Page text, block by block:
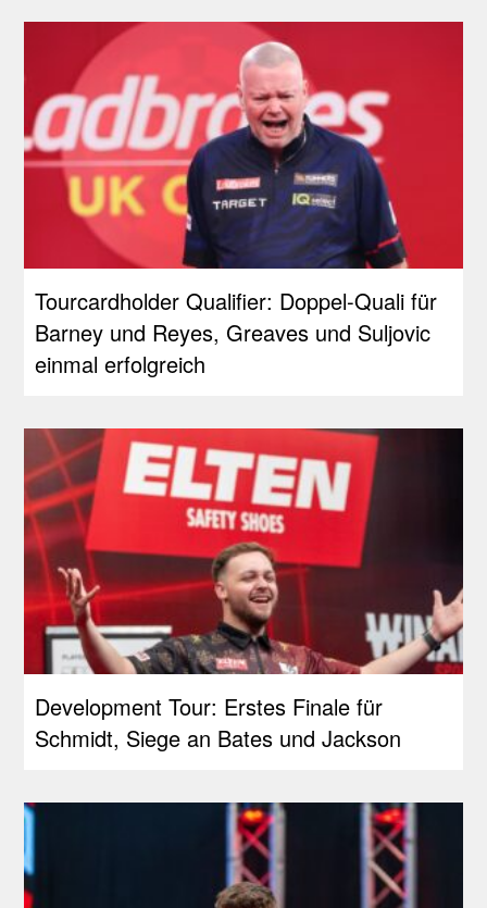
Tourcardholder Qualifier: Doppel-Quali für
Barney und Reyes, Greaves und Suljovic
einmal erfolgreich
Development Tour: Erstes Finale für
Schmidt, Siege an Bates und Jackson